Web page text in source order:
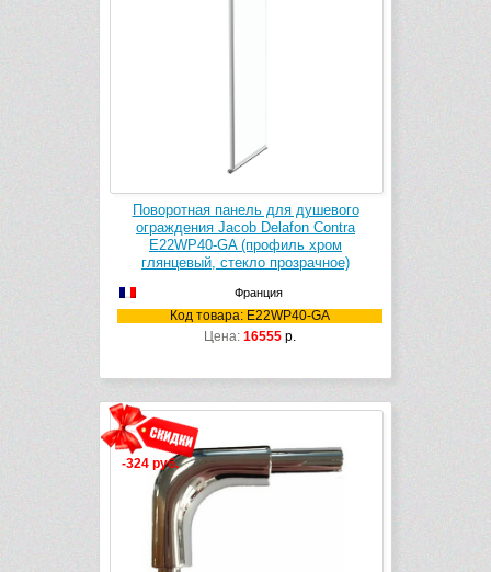
Поворотная панель для душевого
ограждения Jacob Delafon Contra
E22WP40-GA (профиль хром
глянцевый, стекло прозрачное)
Франция
Код товара: E22WP40-GA
Цена: 16555 р.
-324 руб.